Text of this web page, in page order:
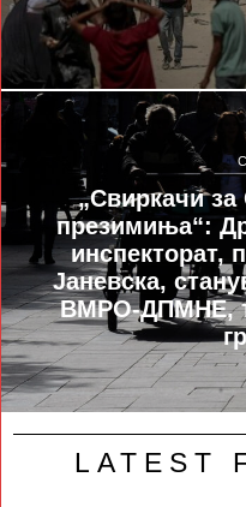
„Свиркачи
презимиња“:
инспекторат,
Јаневска,
ВМРО-ДПМНЕ,
LATEST